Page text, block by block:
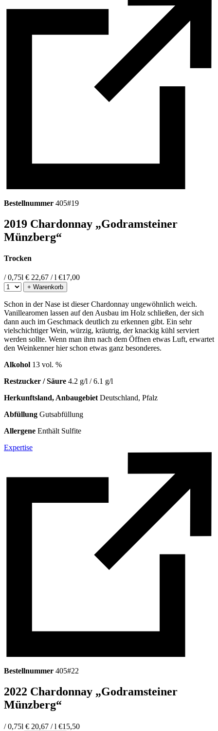
Bestellnummer 405#19
2019 Chardonnay „Godramsteiner
Münzberg“
Trocken
/ 0,75l € 22,67 / l €17,00
+ Warenkorb
Schon in der Nase ist dieser Chardonnay ungewöhnlich weich.
Vanillearomen lassen auf den Ausbau im Holz schließen, der sich
dann auch im Geschmack deutlich zu erkennen gibt. Ein sehr
vielschichtiger Wein, würzig, kräutrig, der knackig kühl serviert
werden sollte. Wenn man ihm nach dem Öffnen etwas Luft, erwartet
den Weinkenner hier schon etwas ganz besonderes.
Alkohol 13 vol. %
Restzucker / Säure 4.2 g/l / 6.1 g/l
Herkunftsland, Anbaugebiet Deutschland, Pfalz
Abfüllung Gutsabfüllung
Allergene Enthält Sulfite
Expertise
Bestellnummer 405#22
2022 Chardonnay „Godramsteiner
Münzberg“
/ 0,75l € 20,67 / l €15,50